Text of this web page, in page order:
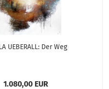
UEBERALL: Der Weg
1.080,00 EUR